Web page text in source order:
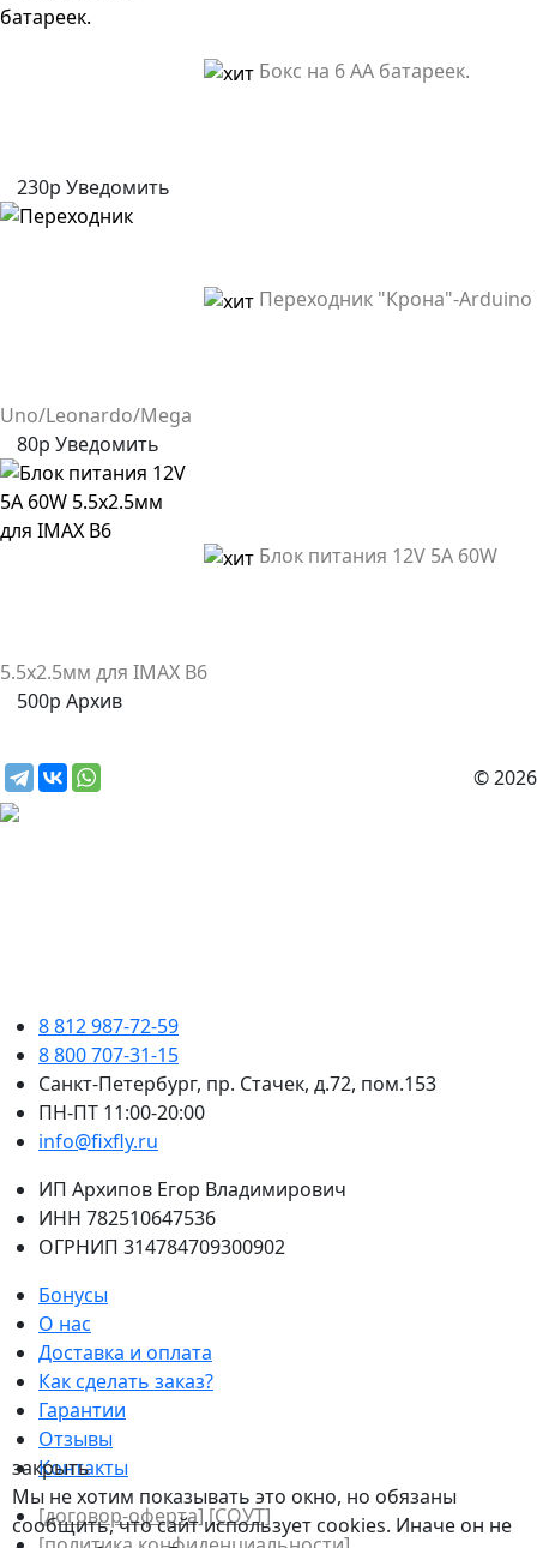
закрыть
Мы не хотим показывать это окно, но обязаны
сообщить, что сайт использует cookies. Иначе он не
Бокс на 6 AA батареек.
230р Уведомить
Переходник "Крона"-Arduino
Uno/Leonardo/Mega
80р Уведомить
Блок питания 12V 5A 60W
5.5х2.5мм для IMAX B6
500р Архив
© 2026
8 812 987-72-59
8 800 707-31-15
Санкт-Петербург, пр. Стачек, д.72, пом.153
ПН-ПТ 11:00-20:00
info@fixfly.ru
ИП Архипов Егор Владимирович
ИНН 782510647536
ОГРНИП 314784709300902
Бонусы
О нас
Доставка и оплата
Как сделать заказ?
Гарантии
Отзывы
Контакты
[договор-оферта] [СОУТ]